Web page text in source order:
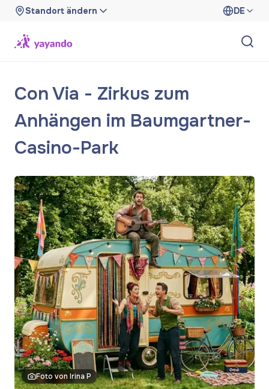
Standort ändern DE
Con Via - Zirkus zum
Anhängen im Baumgartner-
Casino-Park
Foto von Irina P